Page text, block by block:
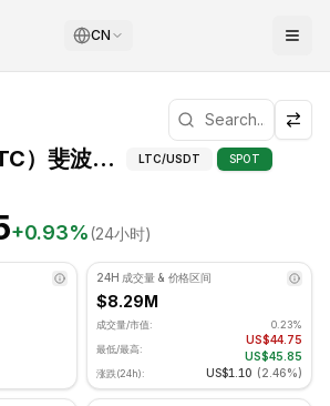
CN
格为 US$45.65. RSI 指标为 51.91 处
莱特币（LTC）斐波那契位 莱特币（LTC）
LTC/USDT SPOT
+0.93%(24小时)
24H 成交量 & 价格区间
$8.29M
成交量/市值:
0.23%
最低/最高:
US$44.75
US$45.85
涨跌(24h): US$1.10 (2.46%)